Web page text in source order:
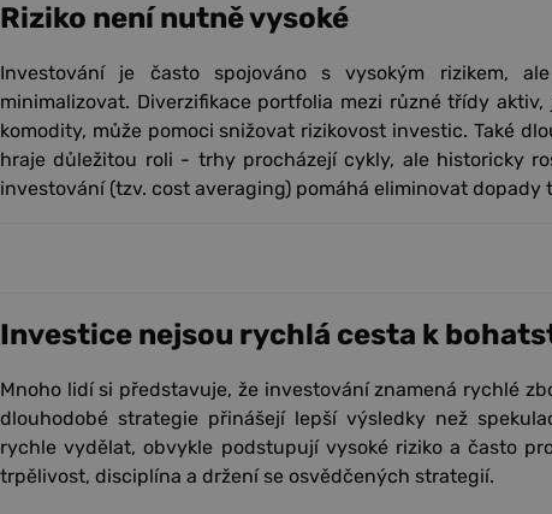
Riziko není nutně vysoké
Investování je často spojováno s vysokým rizikem,
minimalizovat. Diverzifikace portfolia mezi různé třídy
komodity, může pomoci snižovat rizikovost investic. Také
hraje důležitou roli - trhy procházejí cykly, ale historicky
investování (tzv. cost averaging) pomáhá eliminovat dopady
Investice nejsou rychlá cesta k
Mnoho lidí si představuje, že investování znamená rychlé
dlouhodobé strategie přinášejí lepší výsledky než
rychle vydělat, obvykle podstupují vysoké riziko a často
trpělivost, disciplína a držení se osvědčených strategií.